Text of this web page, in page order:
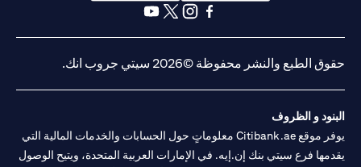
(opens in a new tab)
حقوق الطبع والنشر محفوظة ©2026 سيتي جروب انك.
البنود و الظروف
يوفر موقع Citibank.ae معلوماتٍ حول الحسابات والخدمات المالية التي
يقدمها فرع سيتي بنك إن.إيه. في الإمارات العربية المتحدة، ويتيح الوصول